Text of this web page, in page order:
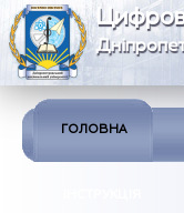
ГОЛОВНА